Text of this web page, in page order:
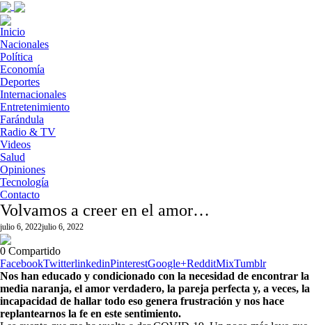
Inicio
Nacionales
Política
Economía
Deportes
Internacionales
Entretenimiento
Farándula
Radio & TV
Videos
Salud
Opiniones
Tecnología
Contacto
Volvamos a creer en el amor…
julio 6, 2022julio 6, 2022
0 Compartido
FacebookTwitterlinkedinPinterestGoogle+RedditMixTumblr
Nos han educado y condicionado con la necesidad de encontrar la
media naranja, el amor verdadero, la pareja perfecta y, a veces, la
incapacidad de hallar todo eso genera frustración y nos hace
replantearnos la fe en este sentimiento.